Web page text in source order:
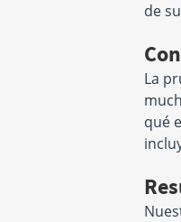
de
La
qué